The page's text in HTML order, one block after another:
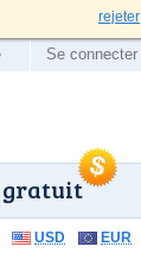
rejeter
gratuit
Se connecter
USD EUR